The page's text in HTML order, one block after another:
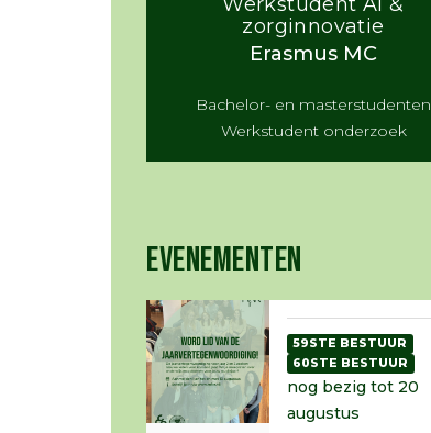
zorginnovatie
Erasmus MC
Bachelor- en masterstudenten
Werkstudent onderzoek
EVENEMENTEN
nog bezig tot 20
augustus
59STE BESTUUR
60STE BESTUUR